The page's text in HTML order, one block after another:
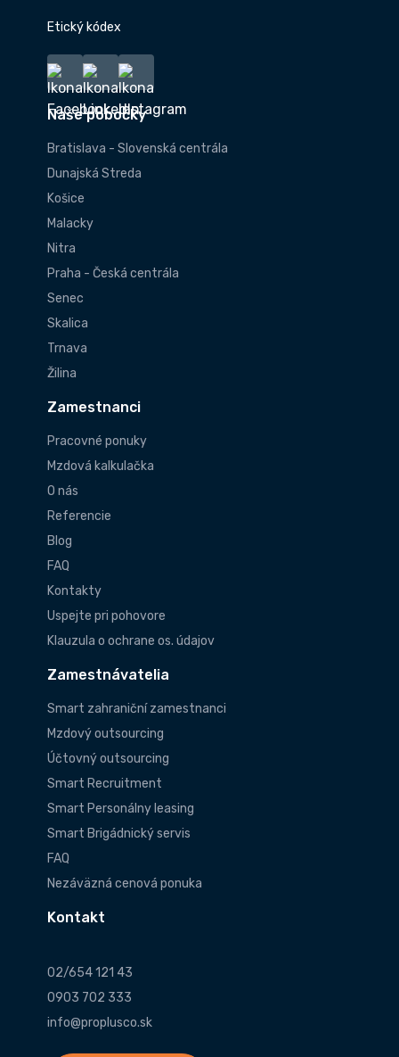
Etický kódex
Naše pobočky
Bratislava - Slovenská centrála
Dunajská Streda
Košice
Malacky
Nitra
Praha - Česká centrála
Senec
Skalica
Trnava
Žilina
Zamestnanci
Pracovné ponuky
Mzdová kalkulačka
O nás
Referencie
Blog
FAQ
Kontakty
Uspejte pri pohovore
Klauzula o ochrane os. údajov
Zamestnávatelia
Smart zahraniční zamestnanci
Mzdový outsourcing
Účtovný outsourcing
Smart Recruitment
Smart Personálny leasing
Smart Brigádnický servis
FAQ
Nezáväzná cenová ponuka
Kontakt
02/654 121 43
0903 702 333
info@proplusco.sk